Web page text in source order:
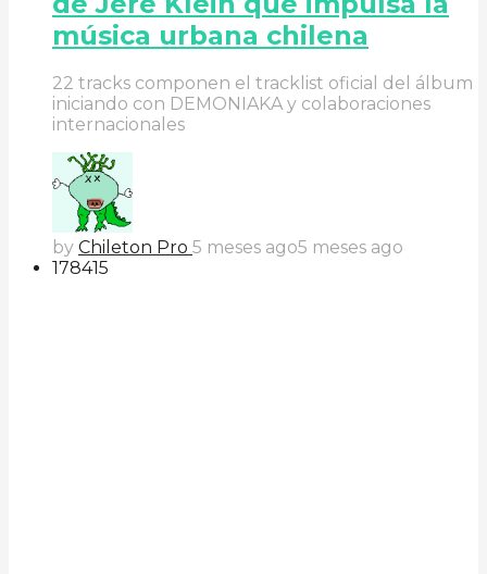
música urbana chilena
22 tracks componen el tracklist oficial del álbum
iniciando con DEMONIAKA y colaboraciones
internacionales
by Chileton Pro 5 meses ago5 meses ago
178415